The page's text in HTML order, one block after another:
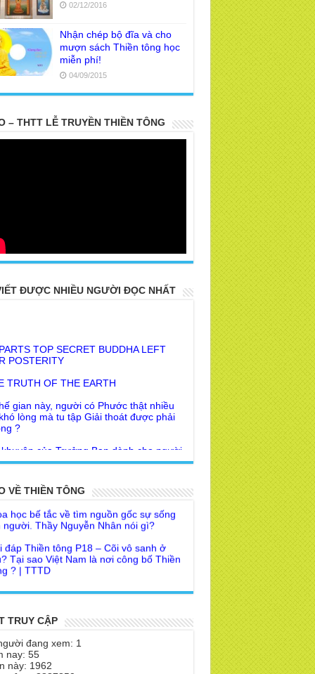
02/12/2016
Nhận chép bộ đĩa và cho
mượn sách Thiền tông học
miễn phí!
04/09/2015
– THTT LỄ TRUYỀN THIỀN TÔNG
ĐƯỢC NHIỀU NGƯỜI ĐỌC NHẤT
TRUTH OF THE EARTH
gian này, người có Phước thật nhiều
lòng mà tu tập Giải thoát được phải
?
của Trưởng Ban dành cho người
nhận ra Phật Tánh được diễn tả trạng
Phật dạy về cách tạo Công Đức và
Đức
Lai dạy về Lời kỉnh nguyện trước khi ăn
lập văn tự, Giáo ngoại biệt truyền
Lai Thanh Tịnh Thiền, Thiền Tông và
Diệu Pháp Môn
Thiền tông phải bỏ hết sao?
chỉ Thiền tông, Bí mật Thiền tông là
VỀ THIỀN TÔNG
đáp Thiền tông P19 - Ma Vương là ai?
học bế tắc về tìm nguồn gốc sự sống
đáp Thiền tông P18 – Cõi vô sanh ở
? | TTTD
Thiền Tông Tân Diệu góp phần giúp
Việt Nam VTV9 phỏng vấn trực tiếp
Thiền Tông Tân Diệu - Phóng sự
duyên giữa mùa lũ" | TTTD
TRUY CẬP
đang xem: 1
nay: 55
này: 1962